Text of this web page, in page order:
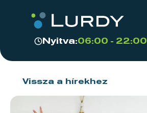
Nyitva:06:00 - 22:00
Vissza a hírekhez